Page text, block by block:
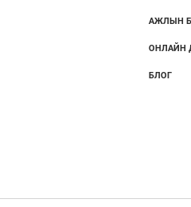
АЖЛЫН
ОНЛАЙН
БЛОГ